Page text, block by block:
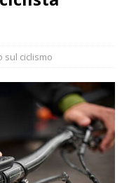
sul ciclismo